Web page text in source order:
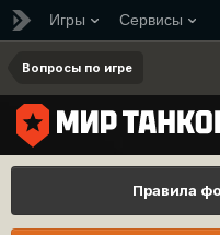
Игры Сервисы
Вопросы по игре
Правила